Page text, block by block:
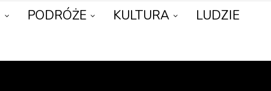
PODRÓŻE KULTURA LUDZIE